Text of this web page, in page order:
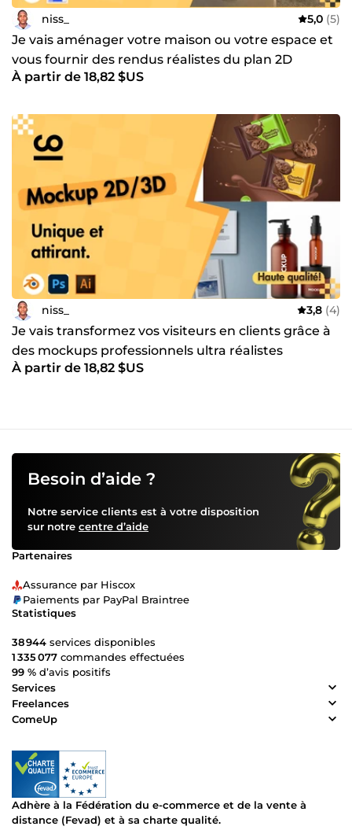
niss_ 5,0 (5)
Je vais aménager votre maison ou votre espace et
vous fournir des rendus réalistes du plan 2D
À partir de 18,82 $US
niss_ 3,8 (4)
Je vais transformez vos visiteurs en clients grâce à
des mockups professionnels ultra réalistes
À partir de 18,82 $US
Besoin d’aide ?
Notre service clients est à votre disposition
sur notre centre d’aide
Partenaires
Assurance par Hiscox
Paiements par PayPal Braintree
Statistiques
38 944 services disponibles
1 335 077 commandes effectuées
99 % d’avis positifs
Services
Freelances
ComeUp
Adhère à la Fédération du e-commerce et de la vente à
distance (Fevad) et à sa charte qualité.